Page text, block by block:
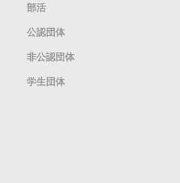
部活
公認団体
非公認団体
学生団体